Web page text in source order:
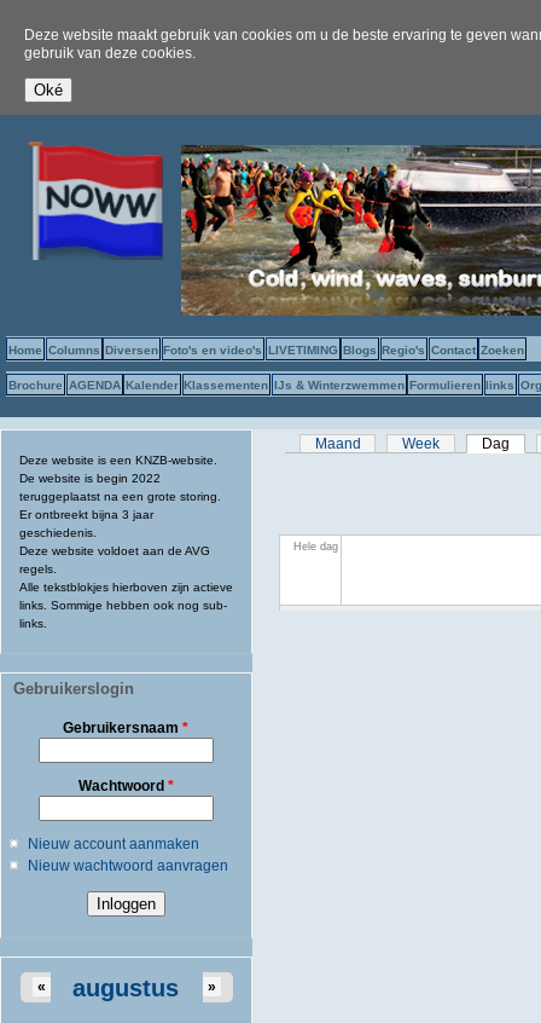
Deze website maakt gebruik van cookies om u de beste ervaring te geven
gebruik van deze cookies.
Home Columns Diversen Foto's en video's LIVETIMING Blogs Regio's Contact Zoeken
Brochure AGENDA Kalender Klassementen IJs & Winterzwemmen Formulieren links
Deze website is een KNZB-website.
De website is begin 2022
teruggeplaatst na een grote storing.
Er ontbreekt bijna 3 jaar
geschiedenis.
Deze website voldoet aan de AVG
regels.
Alle tekstblokjes hierboven zijn actieve
links. Sommige hebben ook nog sub-
links.
Gebruikerslogin
Gebruikersnaam*
Wachtwoord *
Nieuw account aanmaken
Nieuw wachtwoord aanvragen
augustus
« »
Primaire tabs
Maand Week Dag
Hele dag